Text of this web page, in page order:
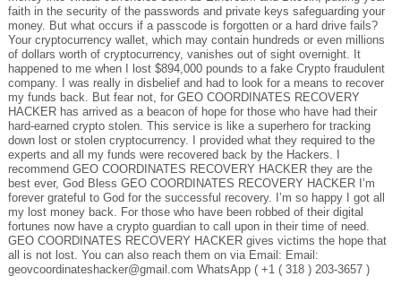
faith in the security of the passwords and private keys safeguarding your
money. But what occurs if a passcode is forgotten or a hard drive fails?
Your cryptocurrency wallet, which may contain hundreds or even millions
of dollars worth of cryptocurrency, vanishes out of sight overnight. It
happened to me when I lost $894,000 pounds to a fake Crypto fraudulent
company. I was really in disbelief and had to look for a means to recover
my funds back. But fear not, for GEO COORDINATES RECOVERY
HACKER has arrived as a beacon of hope for those who have had their
hard-earned crypto stolen. This service is like a superhero for tracking
down lost or stolen cryptocurrency. I provided what they required to the
experts and all my funds were recovered back by the Hackers. I
recommend GEO COORDINATES RECOVERY HACKER they are the
best ever, God Bless GEO COORDINATES RECOVERY HACKER I’m
forever grateful to God for the successful recovery. I’m so happy I got all
my lost money back. For those who have been robbed of their digital
fortunes now have a crypto guardian to call upon in their time of need.
GEO COORDINATES RECOVERY HACKER gives victims the hope that
all is not lost. You can also reach them on via Email: Email:
geovcoordinateshacker@gmail.com WhatsApp ( +1 ( 318 ) 203-3657 )